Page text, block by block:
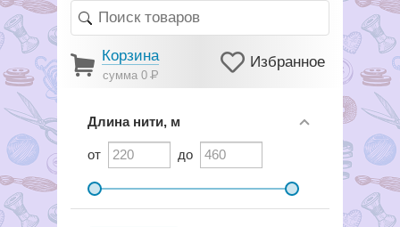
Корзина
сумма 0Р
Избранное
Длина нити, м
от до